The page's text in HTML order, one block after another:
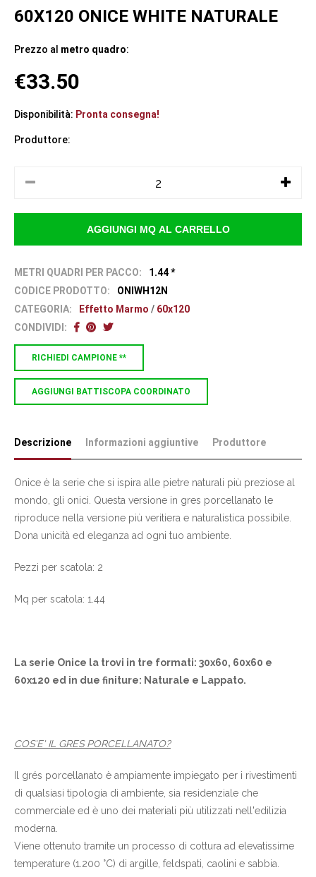
60X120 ONICE WHITE NATURALE
Prezzo al metro quadro:
€33.50
Disponibilità: Pronta consegna!
Produttore:
METRI QUADRI PER PACCO:
1.44 *
CODICE PRODOTTO:
ONIWH12N
CATEGORIA:
Effetto Marmo / 60x120
CONDIVIDI:
RICHIEDI CAMPIONE **
AGGIUNGI BATTISCOPA COORDINATO
Descrizione Informazioni aggiuntive Produttore
Onice è la serie che si ispira alle pietre naturali più preziose al
mondo, gli onici. Questa versione in gres porcellanato le
riproduce nella versione più veritiera e naturalistica possibile.
Dona unicità ed eleganza ad ogni tuo ambiente.
Pezzi per scatola: 2
Mq per scatola: 1.44
La serie Onice la trovi in tre formati: 30x60, 60x60 e
60x120 ed in due finiture: Naturale e Lappato.
COS'E' IL GRES PORCELLANATO?
Il grés porcellanato è ampiamente impiegato per i rivestimenti
di qualsiasi tipologia di ambiente, sia residenziale che
commerciale ed è uno dei materiali più utilizzati nell'edilizia
moderna.
Viene ottenuto tramite un processo di cottura ad elevatissime
temperature (1.200 °C) di argille, feldspati, caolini e sabbia.